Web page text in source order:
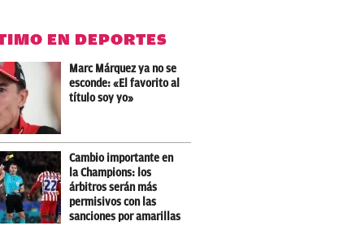
EN DEPORTES
Marc Márquez ya no se
esconde: «El favorito al
título soy yo»
Cambio importante en
la Champions: los
árbitros serán más
permisivos con las
sanciones por amarillas